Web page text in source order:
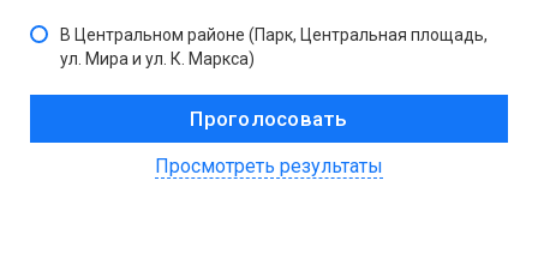
В Центральном районе (Парк, Центральная площадь,
ул. Мира и ул. К. Маркса)
Просмотреть результаты